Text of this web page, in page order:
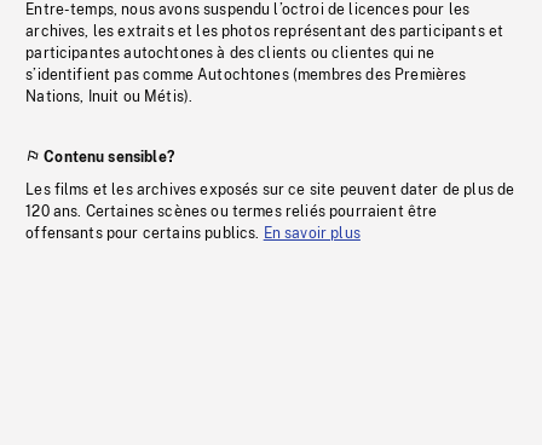
Entre-temps, nous avons suspendu l’octroi de licences pour les
archives, les extraits et les photos représentant des participants et
participantes autochtones à des clients ou clientes qui ne
s’identifient pas comme Autochtones (membres des Premières
Nations, Inuit ou Métis).
Contenu sensible?
Les films et les archives exposés sur ce site peuvent dater de plus de
120 ans. Certaines scènes ou termes reliés pourraient être
offensants pour certains publics. En savoir plus